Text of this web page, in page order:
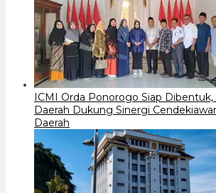
ICMI Orda Ponorogo Siap
Daerah Dukung Sinergi
Daerah